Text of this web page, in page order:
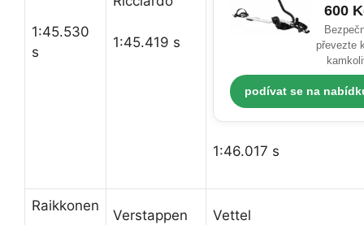
1:45.530
s
1:45.419 s
600
převezte
podívat se na
1:46.017 s
Raikkonen
Verstappen Vettel